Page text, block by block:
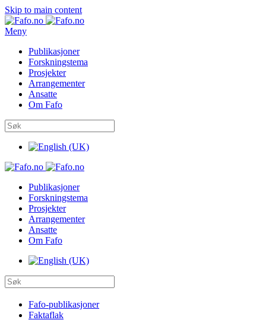
Skip to main content
Meny
Publikasjoner
Forskningstema
Prosjekter
Arrangementer
Ansatte
Om Fafo
Publikasjoner
Forskningstema
Prosjekter
Arrangementer
Ansatte
Om Fafo
Fafo-publikasjoner
Faktaflak